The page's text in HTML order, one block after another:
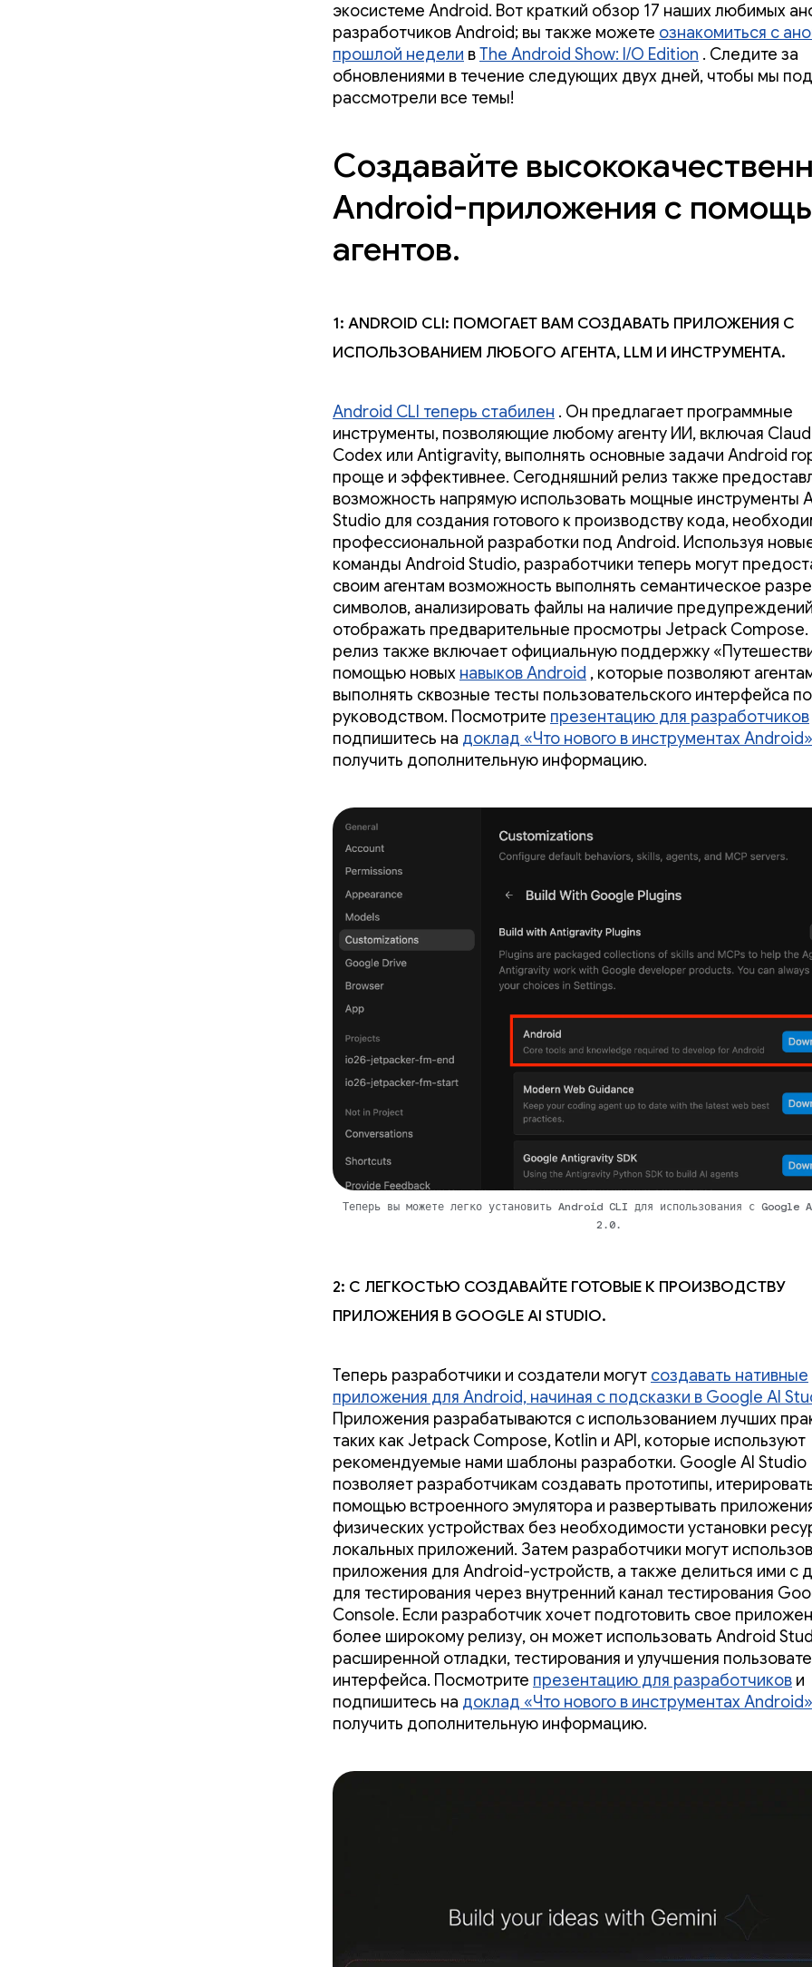
экосистеме Android. Вот краткий обзор 17 наших любимых
разработчиков Android; вы также можете ознакомиться с
прошлой недели вThe Android Show: I/O Edition . Следите за
обновлениями в течение следующих двух дней, чтобы мы
рассмотрели все темы!
Создавайте
Android-приложения с
агентов.
1: Android CLI: помогает вам создавать приложения с
использованием любого агента, LLM и инструмента.
Android CLI теперь стабилен . Он предлагает программные
инструменты, позволяющие любому агенту ИИ, включая
Codex или Antigravity, выполнять основные задачи Android
проще и эффективнее. Сегодняшний релиз также
возможность напрямую использовать мощные инструменты
Studio для создания готового к производству кода,
профессиональной разработки под Android. Используя
команды Android Studio, разработчики теперь могут
своим агентам возможность выполнять семантическое
символов, анализировать файлы на наличие
отображать предварительные просмотры Jetpack Compose.
релиз также включает официальную поддержку
помощью новых навыков Android , которые позволяют
выполнять сквозные тесты пользовательского интерфейса
руководством. Посмотрите презентацию для разработчиков
подпишитесь на доклад «Что нового в инструментах
получить дополнительную информацию.
Теперь вы можете легко установить Android CLI для использования с
2.0.
2: С легкостью создавайте готовые к производству
приложения в Google AI Studio.
Теперь разработчики и создатели могут создавать нативные
приложения для Android, начиная с подсказки в Google AI
Приложения разрабатываются с использованием лучших
таких как Jetpack Compose, Kotlin и API, которые используют
рекомендуемые нами шаблоны разработки. Google AI Studio
позволяет разработчикам создавать прототипы,
помощью встроенного эмулятора и развертывать
физических устройствах без необходимости установки
локальных приложений. Затем разработчики могут
приложения для Android-устройств, а также делиться ими с
для тестирования через внутренний канал тестирования
Console. Если разработчик хочет подготовить свое
более широкому релизу, он может использовать Android
расширенной отладки, тестирования и улучшения
интерфейса. Посмотрите презентацию для разработчиков и
подпишитесь на доклад «Что нового в инструментах
получить дополнительную информацию.